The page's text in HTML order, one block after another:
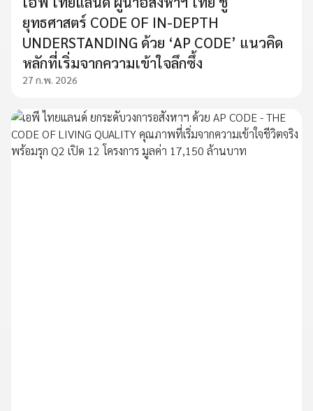
ยุทธศาสตร์ CODE OF IN-DEPTH
UNDERSTANDING ด้วย ‘AP CODE’ แนวคิด
หลักที่เริ่มจากความเข้าใจลึกซึ้ง
27 ก.พ. 2026